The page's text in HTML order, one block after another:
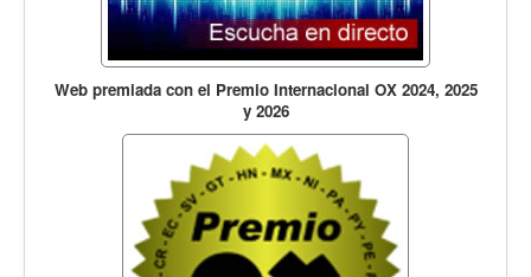
Web premiada con el Premio Internacional OX 2024, 2025
y 2026